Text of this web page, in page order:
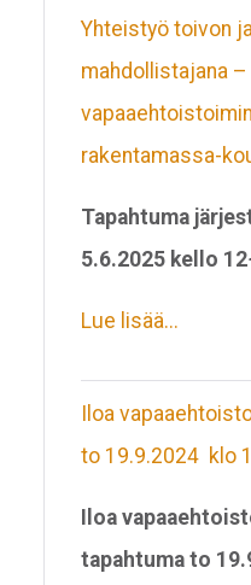
Yhteistyö toivon
mahdollistajana
rakentamassa-
Tapahtuma
5.6.2025 kello 12
Lue lisää...
Iloa
to 19.9.2024 klo
Iloa
tapahtuma to